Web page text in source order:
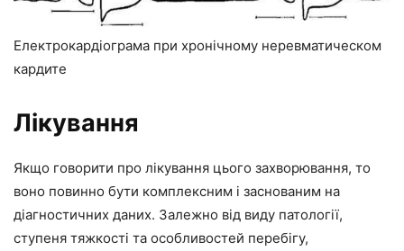
Електрокардіограма при хронічному неревматическом
кардите
Лікування
Якщо говорити про лікування цього захворювання, то
воно повинно бути комплексним і заснованим на
діагностичних даних. Залежно від виду патології,
ступеня тяжкості та особливостей перебігу,